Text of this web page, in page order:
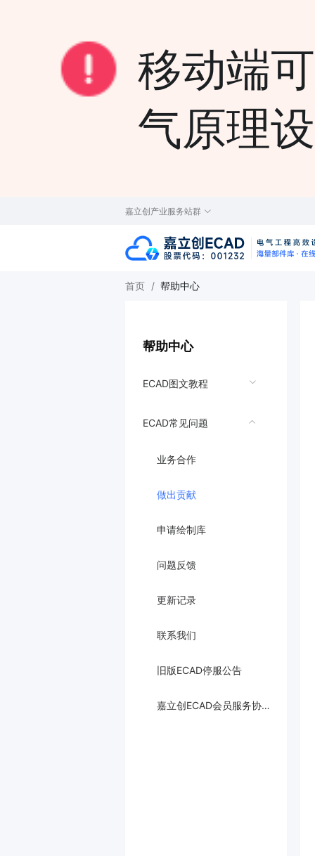
移动端
气原理
嘉立创产业服务站群
首页 / 帮助中心
帮助中心
ECAD图文教程
ECAD常见问题
业务合作
做出贡献
申请绘制库
问题反馈
更新记录
联系我们
旧版ECAD停服公告
嘉立创ECAD会员服务协议